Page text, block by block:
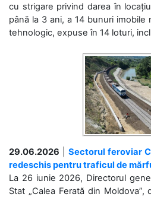
cu strigare privind darea în
până la 3 ani, a 14 bunuri imobile
tehnologic, expuse în 14 loturi,
29.06.2026
Sectorul feroviar
redeschis pentru traficul de
La 26 iunie 2026, Directorul
Stat „Calea Ferată din